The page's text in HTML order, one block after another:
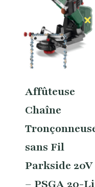
Affûteuse
Chaîne
sans Fil
Parkside 20V
– PSGA 20-Li